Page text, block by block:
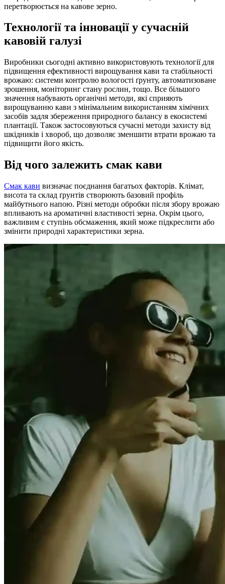
перетворюється на кавове зерно.
Технології та інновації у сучасній
кавовій галузі
Виробники сьогодні активно використовують технології для
підвищення ефективності вирощування кави та стабільності
врожаю: системи контролю вологості ґрунту, автоматизоване
зрошення, моніторинг стану рослин, тощо. Все більшого
значення набувають органічні методи, які сприяють
вирощуванню кави з мінімальним використанням хімічних
засобів задля збереження природного балансу в екосистемі
плантації. Також застосовуються сучасні методи захисту від
шкідників і хвороб, що дозволяє зменшити втрати врожаю та
підвищити його якість.
Від чого залежить смак кави
Смак кави визначає поєднання багатьох факторів. Клімат,
висота та склад ґрунтів створюють базовий профіль
майбутнього напою. Різні методи обробки після збору врожаю
впливають на ароматичні властивості зерна. Окрім цього,
важливим є ступінь обсмаження, який може підкреслити або
змінити природні характеристики зерна.